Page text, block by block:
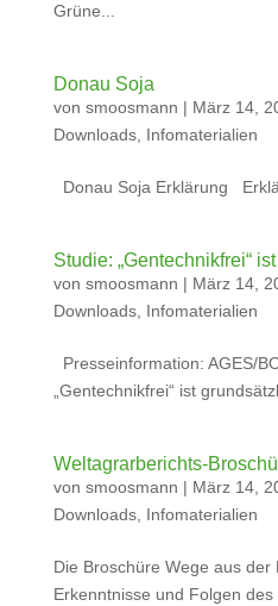
Grüne...
Donau Soja
von smoosmann | März 14,
Downloads, Infomaterialien
Donau Soja Erklärung
Studie: „Gentechnikfrei“
von smoosmann | März 14,
Downloads, Infomaterialien
Presseinformation: AGES/
„Gentechnikfrei“ ist
Weltagrarberichts-
von smoosmann | März 14,
Downloads, Infomaterialien
Die Broschüre Wege aus der
Erkenntnisse und Folgen